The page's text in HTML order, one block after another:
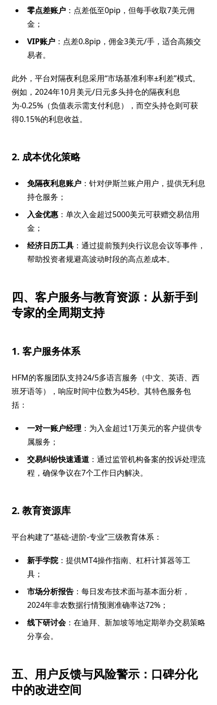
零点差账户 ：点差低至0pip，但每手收取7美元佣
金；
VIP账户 ：点差0.8pip，佣金3美元/手，适合高频交
易者。
此外，平台对隔夜利息采用“市场基准利率±利差”模式。
例如，2024年10月美元/日元多头持仓的隔夜利息
为-0.25%（负值表示需支付利息），而空头持仓则可获
得0.15%的利息收益。
2. 成本优化策略
免隔夜利息账户 ：针对伊斯兰账户用户，提供无利息
持仓服务；
入金优惠 ：单次入金超过5000美元可获赠交易信用
金；
经济日历工具 ：通过提前预判央行议息会议等事件，
帮助投资者规避高波动时段的高点差成本。
四、客户服务与教育资源：从新手到
专家的全周期支持
1. 客户服务体系
HFM的客服团队支持24/5多语言服务（中文、英语、西
班牙语等），响应时间中位数为45秒。其特色服务包
括：
一对一账户经理 ：为入金超过1万美元的客户提供专
属服务；
交易纠纷快速通道 ：通过监管机构备案的投诉处理流
程，确保争议在7个工作日内解决。
2. 教育资源库
平台构建了“基础-进阶-专业”三级教育体系：
新手学院：提供MT4操作指南、杠杆计算器等工
具；
市场分析报告 ：每日发布技术面与基本面分析，
2024年非农数据行情预测准确率达72%；
线下研讨会：在迪拜、新加坡等地定期举办交易策略
分享会。
五、用户反馈与风险警示：口碑分化
中的改进空间